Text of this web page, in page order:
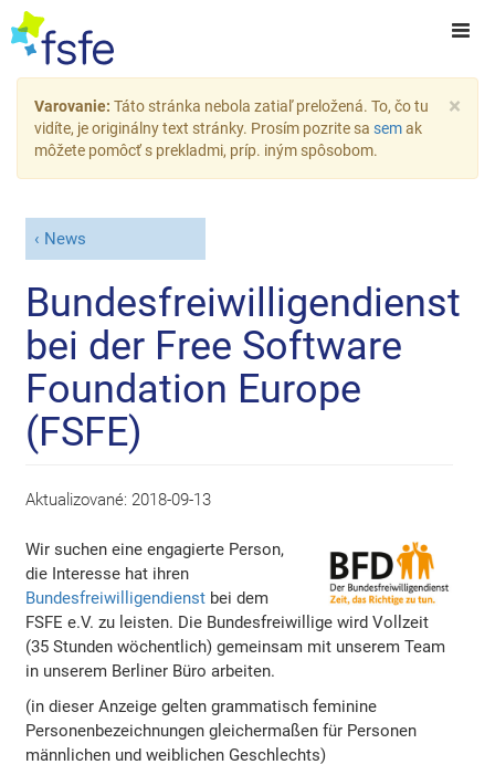
×
Varovanie: Táto stránka nebola zatiaľ preložená. To, čo tu
vidíte, je originálny text stránky. Prosím pozrite sa semak
môžete pomôcť s prekladmi, príp. iným spôsobom.
News
Bundesfreiwilligendienst
bei der Free Software
Foundation Europe
(FSFE)
Aktualizované: 2018-09-13
Wir suchen eine engagierte Person,
die Interesse hat ihren
Bundesfreiwilligendienst bei dem
FSFE e.V. zu leisten. Die Bundesfreiwillige wird Vollzeit
(35 Stunden wöchentlich) gemeinsam mit unserem Team
in unserem Berliner Büro arbeiten.
(in dieser Anzeige gelten grammatisch feminine
Personenbezeichnungen gleichermaßen für Personen
männlichen und weiblichen Geschlechts)